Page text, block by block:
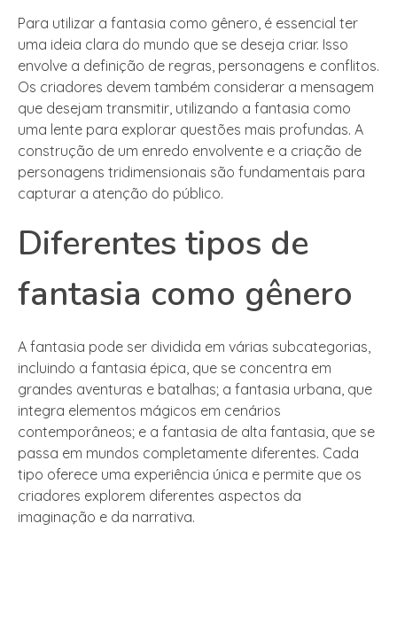
Para utilizar a fantasia como gênero, é essencial ter
uma ideia clara do mundo que se deseja criar. Isso
envolve a definição de regras, personagens e conflitos.
Os criadores devem também considerar a mensagem
que desejam transmitir, utilizando a fantasia como
uma lente para explorar questões mais profundas. A
construção de um enredo envolvente e a criação de
personagens tridimensionais são fundamentais para
capturar a atenção do público.
Diferentes tipos de
fantasia como gênero
A fantasia pode ser dividida em várias subcategorias,
incluindo a fantasia épica, que se concentra em
grandes aventuras e batalhas; a fantasia urbana, que
integra elementos mágicos em cenários
contemporâneos; e a fantasia de alta fantasia, que se
passa em mundos completamente diferentes. Cada
tipo oferece uma experiência única e permite que os
criadores explorem diferentes aspectos da
imaginação e da narrativa.